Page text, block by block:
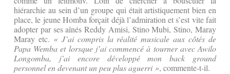
hiérarchie au sein d’un groupe qui était artistiquement bien en
place, le jeune Homba forçait déjà l’admiration et s’est vite fait
adopter par ses aînés Reddy Amisi, Stino Mubi, Stino, Maray
Maray etc. « J’ai compris la réalité musicale aux côtés de
Papa Wemba et lorsque j’ai commencé à tourner avec Awilo
Longomba, j’ai encore développé mon back ground
personnel en devenant un peu plus aguerri », commente-t-il.